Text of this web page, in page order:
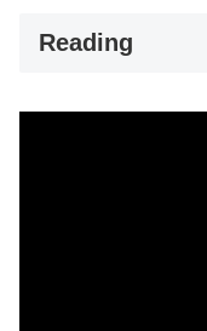
Reading